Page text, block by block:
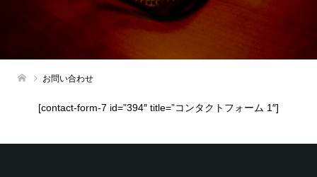
お問い合わせ
[contact-form-7 id=”394″ title=”コンタクトフォーム 1″]